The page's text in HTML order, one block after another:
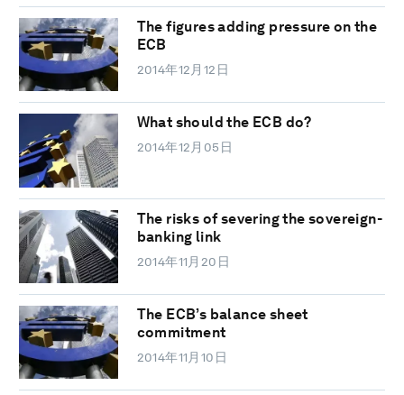
The figures adding pressure on the
ECB
2014年12月12日
What should the ECB do?
2014年12月05日
The risks of severing the sovereign-
banking link
2014年11月20日
The ECB’s balance sheet
commitment
2014年11月10日